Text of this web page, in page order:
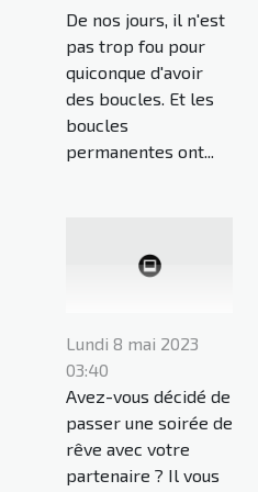
De nos jours, il n'est
pas trop fou pour
quiconque d'avoir
des boucles. Et les
boucles
permanentes ont...
Lundi 8 mai 2023
03:40
Avez-vous décidé de
passer une soirée de
rêve avec votre
partenaire ? Il vous